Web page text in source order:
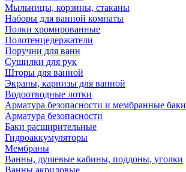
Мыльницы, корзины, стаканы
Наборы для ванной комнаты
Полки хромированные
Полотенцедержатели
Поручни для ванн
Сушилки для рук
Шторы для ванной
Экраны, карнизы для ванной
Водоотводные лотки
Арматура безопасности и мембранные баки
Арматура безопасности
Баки расширительные
Гидроаккумуляторы
Мембраны
Ванны, душевые кабины, поддоны, уголки
Ванны акриловые